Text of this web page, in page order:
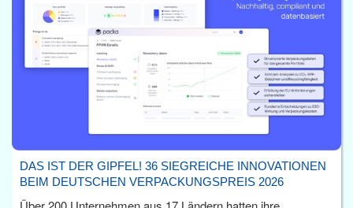
DAS IST DER GIPFEL! 36 SIEGREICHE INNOVATIONEN
BEIM DEUTSCHEN VERPACKUNGSPREIS 2026